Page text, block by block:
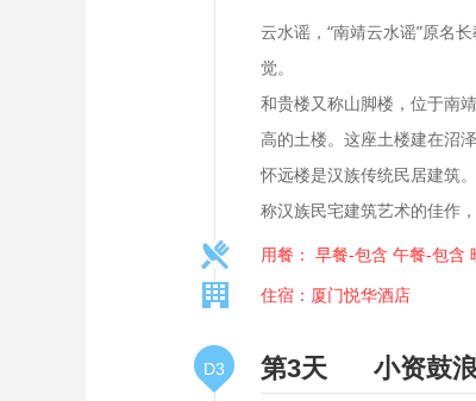
云水谣，“南靖云水谣”原名
觉。
和贵楼又称山脚楼，位于南
高的土楼。这座土楼建在沼
怀远楼是汉族传统民居建筑
称汉族民宅建筑艺术的佳作
用餐： 早餐-包含 午餐-包含
住宿：厦门悦华酒店
D3 第3天 小资鼓